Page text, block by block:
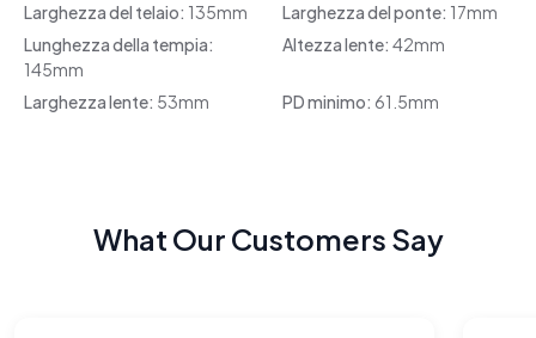
Larghezza del telaio: 135mm Larghezza del ponte: 17mm
Lunghezza della tempia:
145mm
Altezza lente: 42mm
Larghezza lente: 53mm PD minimo: 61.5mm
What Our Customers Say